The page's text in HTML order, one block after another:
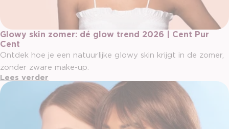
Glowy skin zomer: dé glow trend 2026 | Cent Pur
Cent
Ontdek hoe je een natuurlijke glowy skin krijgt in de zomer,
zonder zware make-up.
Lees verder